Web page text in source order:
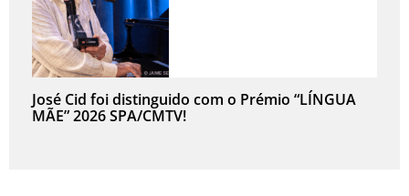
José Cid foi distinguido com o Prémio “LÍNGUA
MÃE” 2026 SPA/CMTV!